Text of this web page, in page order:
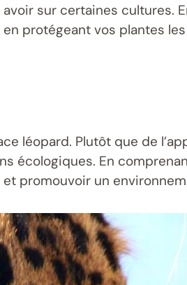
sur certaines cultures.
protégeant vos plantes
léopard. Plutôt que de
écologiques. En
promouvoir un